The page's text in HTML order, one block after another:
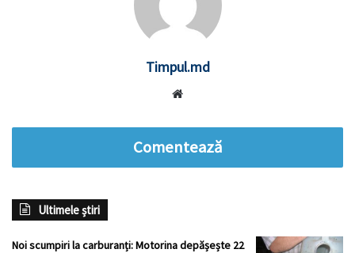
Timpul.md
Comentează
Ultimele știri
Noi scumpiri la carburanți: Motorina depășește 22